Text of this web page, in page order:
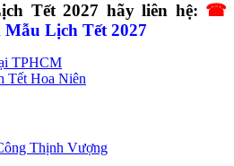
Tết 2027 hãy liên hệ: ☎
Mẫu Lịch Tết 2027
TPHCM
Tết Hoa Niên